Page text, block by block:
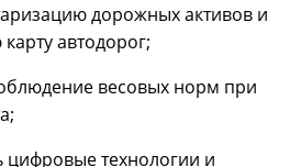
дорожных активов и
автодорог;
весовых норм при
цифровые технологии и